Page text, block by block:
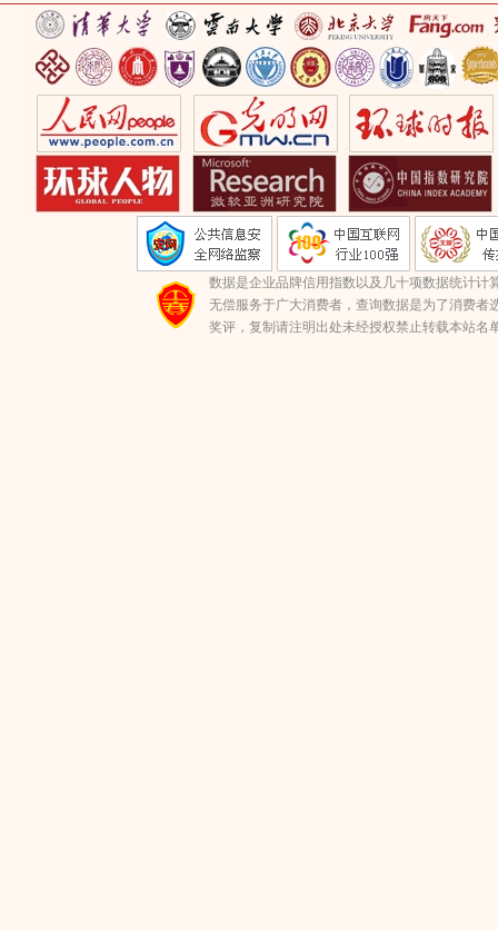
数据是企业品牌信用指数以及几十项数据统计
无偿服务于广大消费者，查询数据是为了消费
奖评，复制请注明出处未经授权禁止转载本站名